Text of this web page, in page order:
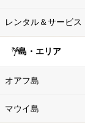
レンタル＆サービス
島・エリア
オアフ島
マウイ島